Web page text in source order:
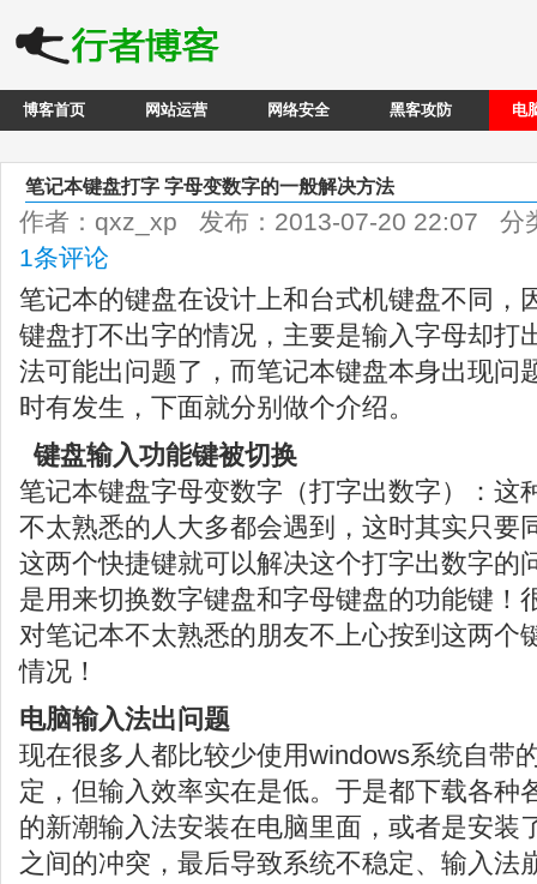
博客首页 网站运营 网络安全 黑客攻防 电
笔记本键盘打字 字母变数字的一般解决方法
作者：qxz_xp 发布：2013-07-20 22:07 分
1条评论
笔记本的键盘在设计上和台式机键盘不同，
键盘打不出字的情况，主要是输入字母却打
法可能出问题了，而笔记本键盘本身出现问
时有发生，下面就分别做个介绍。
键盘输入功能键被切换
笔记本键盘字母变数字（打字出数字）：这
不太熟悉的人大多都会遇到，这时其实只要
这两个快捷键就可以解决这个打字出数字的
是用来切换数字键盘和字母键盘的功能键！
对笔记本不太熟悉的朋友不上心按到这两个
情况！
电脑输入法出问题
现在很多人都比较少使用windows系统自带
定，但输入效率实在是低。于是都下载各种
的新潮输入法安装在电脑里面，或者是安装
之间的冲突，最后导致系统不稳定、输入法